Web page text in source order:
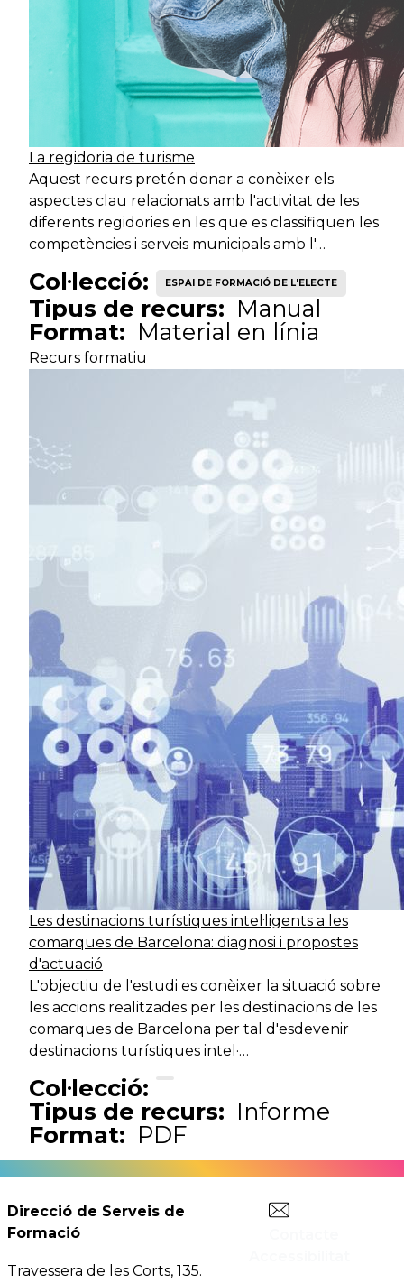
La regidoria de turisme
Aquest recurs pretén donar a conèixer els
aspectes clau relacionats amb l'activitat de les
diferents regidories en les que es classifiquen les
competències i serveis municipals amb l'…
Col·lecció: ESPAI DE FORMACIÓ DE L'ELECTE
Tipus de recurs: Manual
Format: Material en línia
Recurs formatiu
Les destinacions turístiques intel·ligents a les
comarques de Barcelona: diagnosi i propostes
d'actuació
L'objectiu de l'estudi es conèixer la situació sobre
les accions realitzades per les destinacions de les
comarques de Barcelona per tal d'esdevenir
destinacions turístiques intel·…
Col·lecció:
Tipus de recurs: Informe
Format: PDF
Direcció de Serveis de
Formació
Travessera de les Corts, 135.